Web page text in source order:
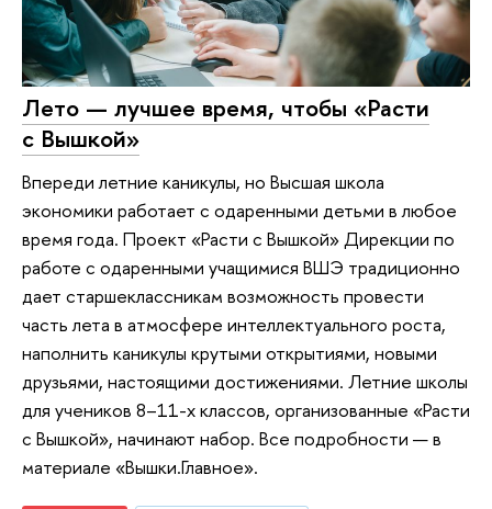
Лето — лучшее время, чтобы «Расти
с Вышкой»
Впереди летние каникулы, но Высшая школа
экономики работает с одаренными детьми в любое
время года. Проект «Расти с Вышкой» Дирекции по
работе с одаренными учащимися ВШЭ традиционно
дает старшеклассникам возможность провести
часть лета в атмосфере интеллектуального роста,
наполнить каникулы крутыми открытиями, новыми
друзьями, настоящими достижениями. Летние школы
для учеников 8–11-х классов, организованные «Расти
с Вышкой», начинают набор. Все подробности — в
материале «Вышки.Главное».